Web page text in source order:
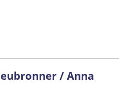
/ Anna